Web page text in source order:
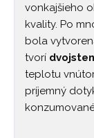
vonkajšieho
kvality. Po
bola
tvorí
teplotu
príjemný